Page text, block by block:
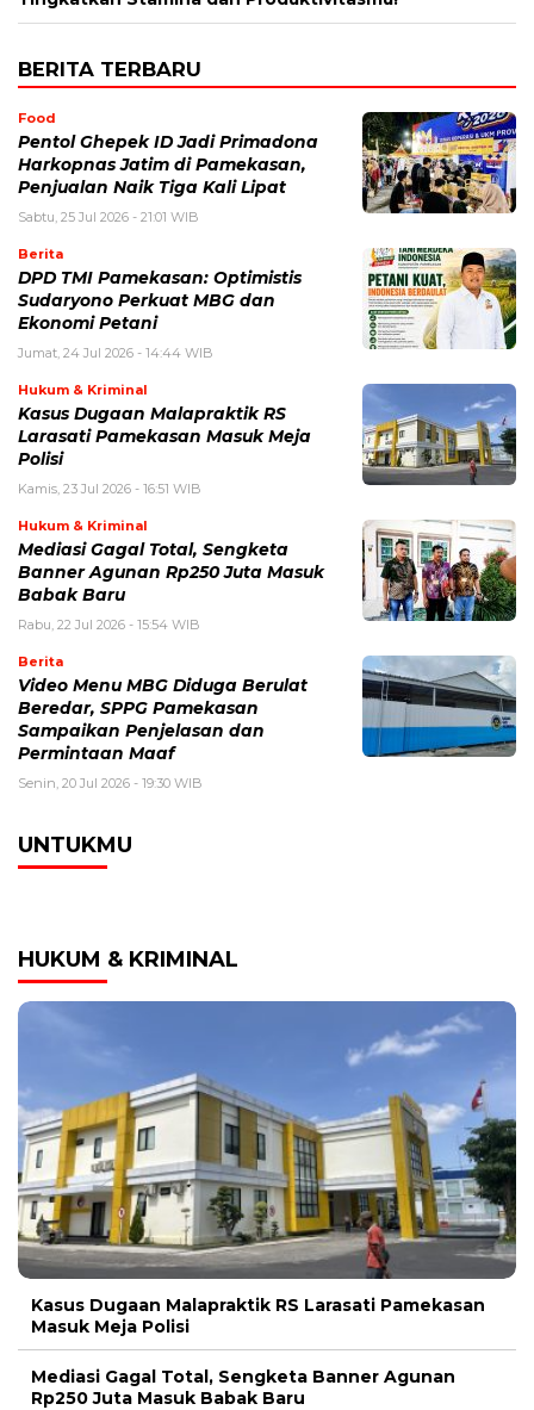
BERITA TERBARU
Food
Pentol Ghepek ID Jadi Primadona
Harkopnas Jatim di Pamekasan,
Penjualan Naik Tiga Kali Lipat
Sabtu, 25 Jul 2026 - 21:01 WIB
Berita
DPD TMI Pamekasan: Optimistis
Sudaryono Perkuat MBG dan
Ekonomi Petani
Jumat, 24 Jul 2026 - 14:44 WIB
Hukum & Kriminal
Kasus Dugaan Malapraktik RS
Larasati Pamekasan Masuk Meja
Polisi
Kamis, 23 Jul 2026 - 16:51 WIB
Hukum & Kriminal
Mediasi Gagal Total, Sengketa
Banner Agunan Rp250 Juta Masuk
Babak Baru
Rabu, 22 Jul 2026 - 15:54 WIB
Berita
‎Video Menu MBG Diduga Berulat
Beredar, SPPG Pamekasan
Sampaikan Penjelasan dan
Permintaan Maaf
Senin, 20 Jul 2026 - 19:30 WIB
UNTUKMU
HUKUM & KRIMINAL
Kasus Dugaan Malapraktik RS Larasati Pamekasan
Masuk Meja Polisi
Mediasi Gagal Total, Sengketa Banner Agunan
Rp250 Juta Masuk Babak Baru